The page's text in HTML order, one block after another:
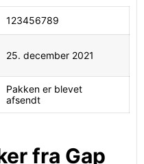
123456789
25. december 2021
Pakken er blevet
afsendt
fra Gap